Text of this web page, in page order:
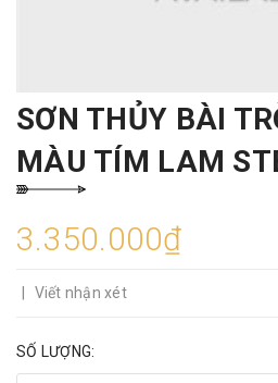
SƠN THỦY BÀI
MÀU TÍM LAM
3.350.000₫
Viết nhận xét
SỐ LƯỢNG: